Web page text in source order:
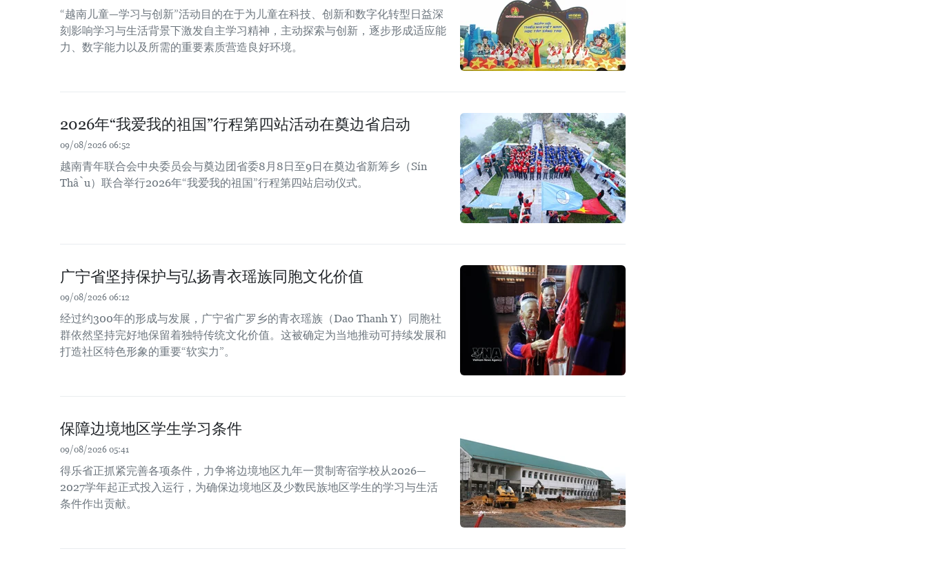
“越南儿童—学习与创新”活动目的在于为儿童在科技、创新和数字化转型日益深
刻影响学习与生活背景下激发自主学习精神，主动探索与创新，逐步形成适应能
力、数字能力以及所需的重要素质营造良好环境。
2026年“我爱我的祖国”行程第四站活动在奠边省启动
09/08/2026 06:52
越南青年联合会中央委员会与奠边团省委8月8日至9日在奠边省新筹乡（Sín
Thầu）联合举行2026年“我爱我的祖国”行程第四站启动仪式。
广宁省坚持保护与弘扬青衣瑶族同胞文化价值
09/08/2026 06:12
经过约300年的形成与发展，广宁省广罗乡的青衣瑶族（Dao Thanh Y）同胞社
群依然坚持完好地保留着独特传统文化价值。这被确定为当地推动可持续发展和
打造社区特色形象的重要“软实力”。
保障边境地区学生学习条件
09/08/2026 05:41
得乐省正抓紧完善各项条件，力争将边境地区九年一贯制寄宿学校从2026—
2027学年起正式投入运行，为确保边境地区及少数民族地区学生的学习与生活
条件作出贡献。